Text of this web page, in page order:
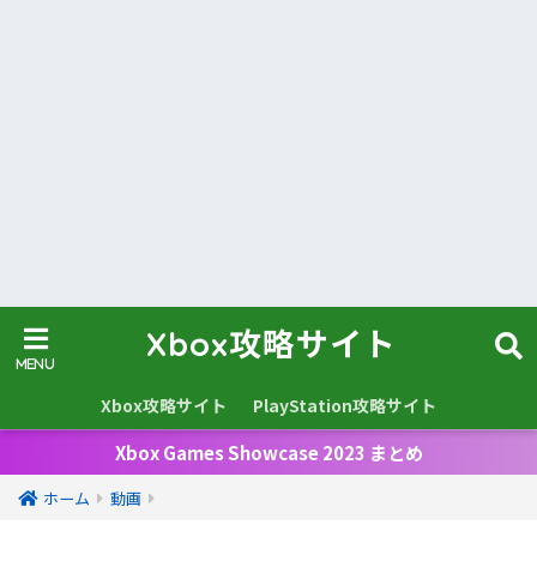
Xbox攻略サイト
Xbox攻略サイト PlayStation攻略サイト
Xbox Games Showcase 2023 まとめ
ホーム 動画